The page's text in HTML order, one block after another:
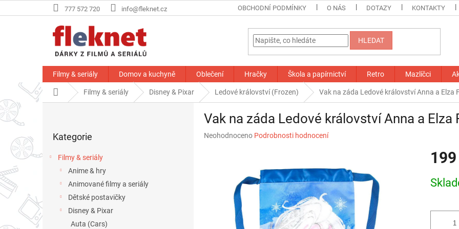
na
777 572 720 info@fleknet.cz OBCHODNÍ PODMÍNKY O NÁS DOTAZY KONTAKTY
HLEDAT
Filmy & seriály Domov a kuchyně Oblečení Hračky Škola a papírnictví Retro Mazlíčci
Domů Filmy & seriály Disney & Pixar Ledové království (Frozen) Vak na záda Ledové království Anna a Elza
r
p
a
kategorie
Kategorie
Filmy & seriály
Anime & hry
Animované filmy a seriály
Dětské postavičky
Disney & Pixar
Auta (Cars)
Vak na záda Ledové království Anna a Elza
Průměrné
hvězdiček.
Neohodnoceno Podrobnosti hodnocení
cena: